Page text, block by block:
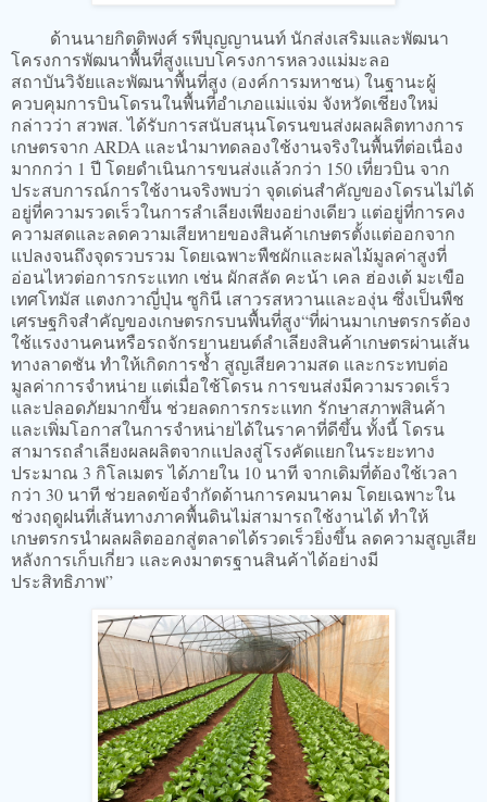
ด้านนายกิตติพงศ์ รพีบุญญานนท์ นักส่งเสริมและพัฒนา
โครงการพัฒนาพื้นที่สูงแบบโครงการหลวงแม่มะลอ
สถาบันวิจัยและพัฒนาพื้นที่สูง (องค์การมหาชน) ในฐานะผู้
ควบคุมการบินโดรนในพื้นที่อำเภอแม่แจ่ม จังหวัดเชียงใหม่
กล่าวว่า สวพส. ได้รับการสนับสนุนโดรนขนส่งผลผลิตทางการ
เกษตรจาก ARDA และนำมาทดลองใช้งานจริงในพื้นที่ต่อเนื่อง
มากกว่า 1 ปี โดยดำเนินการขนส่งแล้วกว่า 150 เที่ยวบิน จาก
ประสบการณ์การใช้งานจริงพบว่า จุดเด่นสำคัญของโดรนไม่ได้
อยู่ที่ความรวดเร็วในการลำเลียงเพียงอย่างเดียว แต่อยู่ที่การคง
ความสดและลดความเสียหายของสินค้าเกษตรตั้งแต่ออกจาก
แปลงจนถึงจุดรวบรวม โดยเฉพาะพืชผักและผลไม้มูลค่าสูงที่
อ่อนไหวต่อการกระแทก เช่น ผักสลัด คะน้า เคล ฮ่องเต้ มะเขือ
เทศโทมัส แตงกวาญี่ปุ่น ซูกินี เสาวรสหวานและองุ่น ซึ่งเป็นพืช
เศรษฐกิจสำคัญของเกษตรกรบนพื้นที่สูง“ที่ผ่านมาเกษตรกรต้อง
ใช้แรงงานคนหรือรถจักรยานยนต์ลำเลียงสินค้าเกษตรผ่านเส้น
ทางลาดชัน ทำให้เกิดการช้ำ สูญเสียความสด และกระทบต่อ
มูลค่าการจำหน่าย แต่เมื่อใช้โดรน การขนส่งมีความรวดเร็ว
และปลอดภัยมากขึ้น ช่วยลดการกระแทก รักษาสภาพสินค้า
และเพิ่มโอกาสในการจำหน่ายได้ในราคาที่ดีขึ้น ทั้งนี้ โดรน
สามารถลำเลียงผลผลิตจากแปลงสู่โรงคัดแยกในระยะทาง
ประมาณ 3 กิโลเมตร ได้ภายใน 10 นาที จากเดิมที่ต้องใช้เวลา
กว่า 30 นาที ช่วยลดข้อจำกัดด้านการคมนาคม โดยเฉพาะใน
ช่วงฤดูฝนที่เส้นทางภาคพื้นดินไม่สามารถใช้งานได้ ทำให้
เกษตรกรนำผลผลิตออกสู่ตลาดได้รวดเร็วยิ่งขึ้น ลดความสูญเสีย
หลังการเก็บเกี่ยว และคงมาตรฐานสินค้าได้อย่างมี
ประสิทธิภาพ”